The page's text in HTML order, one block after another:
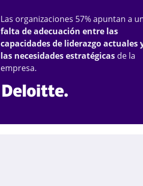
Las organizaciones 57% apuntan a
falta de adecuación entre las
capacidades de liderazgo actuales
las necesidades estratégicas de la
empresa.